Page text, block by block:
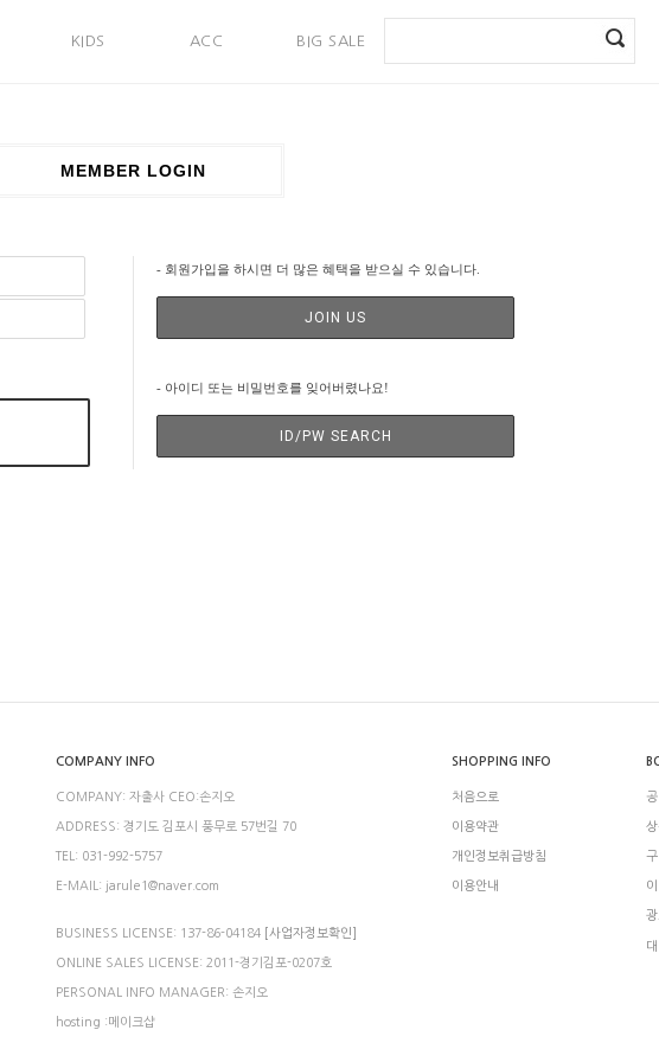
KIDS ACC BIG SALE
MEMBER LOGIN
- 회원가입을 하시면 더 많은 혜택을 받으실 수 있습니다.
JOIN US
- 아이디 또는 비밀번호를 잊어버렸나요!
ID/PW SEARCH
COMPANY INFO
COMPANY: 자출사 CEO:손지오
ADDRESS: 경기도 김포시 풍무로 57번길 70
TEL: 031-992-5757
E-MAIL: jarule1@naver.com
BUSINESS LICENSE: 137-86-04184 [사업자정보확인]
ONLINE SALES LICENSE: 2011-경기김포-0207호
PERSONAL INFO MANAGER: 손지오
hosting :메이크샵
SHOPPING INFO
처음으로
이용약관
개인정보취급방침
이용안내